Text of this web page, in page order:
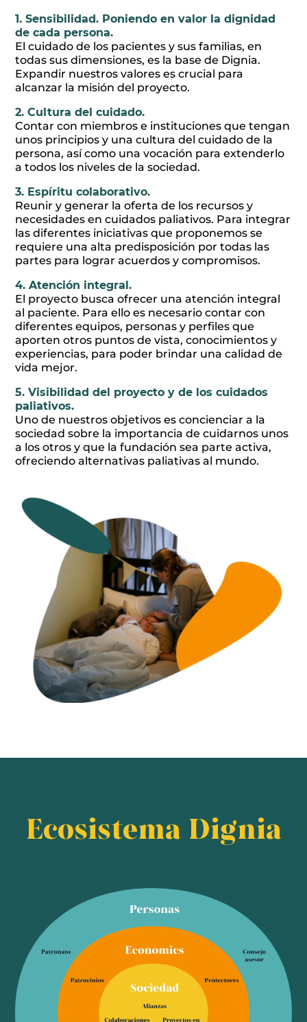
1. Sensibilidad. Poniendo en valor la dignidad
de cada persona.
El cuidado de los pacientes y sus familias, en
todas sus dimensiones, es la base de Dignia.
Expandir nuestros valores es crucial para
alcanzar la misión del proyecto.
2. Cultura del cuidado.
Contar con miembros e instituciones que tengan
unos principios y una cultura del cuidado de la
persona, así como una vocación para extenderlo
a todos los niveles de la sociedad.
3. Espíritu colaborativo.
Reunir y generar la oferta de los recursos y
necesidades en cuidados paliativos. Para integrar
las diferentes iniciativas que proponemos se
requiere una alta predisposición por todas las
partes para lograr acuerdos y compromisos.
4. Atención integral.
El proyecto busca ofrecer una atención integral
al paciente. Para ello es necesario contar con
diferentes equipos, personas y perfiles que
aporten otros puntos de vista, conocimientos y
experiencias, para poder brindar una calidad de
vida mejor.
5. Visibilidad del proyecto y de los cuidados
paliativos.
Uno de nuestros objetivos es concienciar a la
sociedad sobre la importancia de cuidarnos unos
a los otros y que la fundación sea parte activa,
ofreciendo alternativas paliativas al mundo.
Ecosistema Dignia